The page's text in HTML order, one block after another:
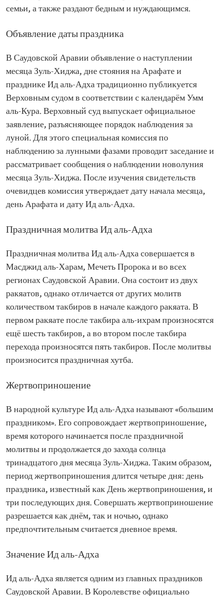
семьи, а также раздают бедным и нуждающимся.
Объявление даты праздника
В Саудовской Аравии объявление о наступлении
месяца Зуль-Хиджа, дне стояния на Арафате и
празднике Ид аль-Адха традиционно публикуется
Верховным судом в соответствии с календарём Умм
аль-Кура. Верховный суд выпускает официальное
заявление, разъясняющее порядок наблюдения за
луной. Для этого специальная комиссия по
наблюдению за лунными фазами проводит заседание и
рассматривает сообщения о наблюдении новолуния
месяца Зуль-Хиджа. После изучения свидетельств
очевидцев комиссия утверждает дату начала месяца,
день Арафата и дату Ид аль-Адха.
Праздничная молитва Ид аль-Адха
Праздничная молитва Ид аль-Адха совершается в
Масджид аль-Харам, Мечеть Пророка и во всех
регионах Саудовской Аравии. Она состоит из двух
ракяатов, однако отличается от других молитв
количеством такбиров в начале каждого ракяата. В
первом ракяате после такбира аль-ихрам произносятся
ещё шесть такбиров, а во втором после такбира
перехода произносятся пять такбиров. После молитвы
произносится праздничная хутба.
Жертвоприношение
В народной культуре Ид аль-Адха называют «большим
праздником». Его сопровождает жертвоприношение,
время которого начинается после праздничной
молитвы и продолжается до захода солнца
тринадцатого дня месяца Зуль-Хиджа. Таким образом,
период жертвоприношения длится четыре дня: день
праздника, известный как День жертвоприношения, и
три последующих дня. Совершать жертвоприношение
разрешается как днём, так и ночью, однако
предпочтительным считается дневное время.
Значение Ид аль-Адха
Ид аль-Адха является одним из главных праздников
Саудовской Аравии. В Королевстве официально